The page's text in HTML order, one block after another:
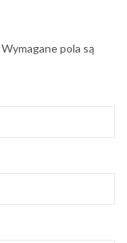
Wymagane pola są